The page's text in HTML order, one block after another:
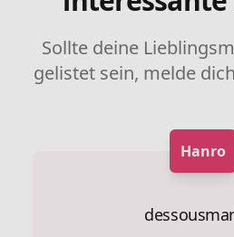
Sollte deine
gelistet sein, melde
Hanro